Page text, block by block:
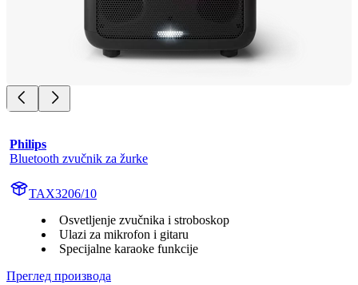
Philips
Bluetooth zvučnik za žurke
TAX3206/10
Osvetljenje zvučnika i stroboskop
Ulazi za mikrofon i gitaru
Specijalne karaoke funkcije
Преглед производа